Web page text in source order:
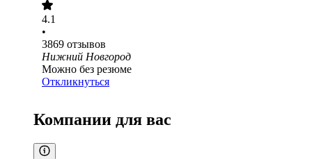
4.1
•
3869 отзывов
Нижний Новгород
Можно без резюме
Откликнуться
Компании для вас